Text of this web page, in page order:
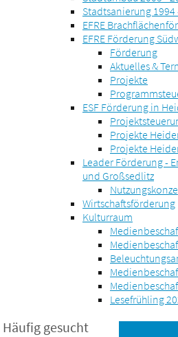
Stadtsanierung 1994
EFRE
EFRE Förderung
Förderung
Aktuelles &
Projekte
ESF Förderung in
Projekte
Projekte
Leader Förderung -
und Großsedlitz
Wirtschaftsförderung
Kulturraum
Lesefrühling
Häufig gesucht